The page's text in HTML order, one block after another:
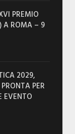
PREMIO
A ROMA – 9
2029,
PER
EVENTO